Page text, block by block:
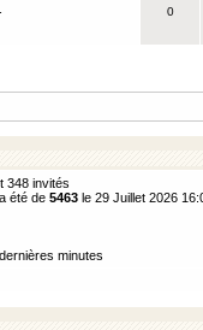
0
348 invités
été de 5463 le 29 Juillet 2026
minutes